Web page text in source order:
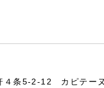
４条5-2-12 カピテー